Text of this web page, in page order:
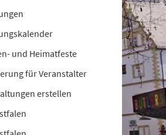
und Heimatfeste
für Veranstalter
erstellen